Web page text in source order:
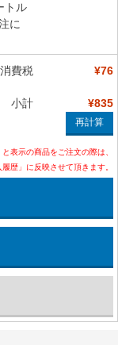
トル
に
消費税 ¥76
小計 ¥835
表示の商品をご注文の際は、
歴」に反映させて頂きます。